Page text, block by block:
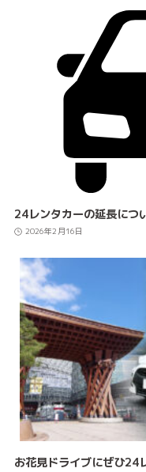
24レンタカーの延長につ
2026年2月16日
お花見ドライブにぜひ24